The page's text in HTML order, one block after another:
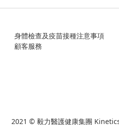
身體檢查及疫苗接種注意事項
顧客服務
2021 © 毅力醫護健康集團